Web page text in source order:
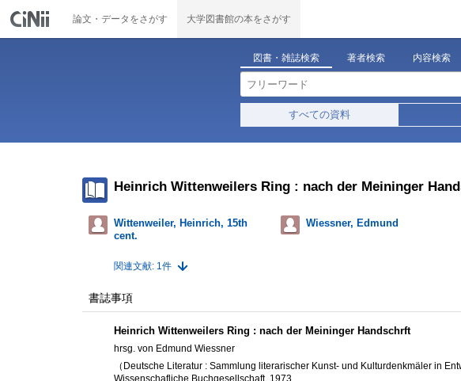
論文・データをさがす 大学図書館の本をさがす
図書・雑誌検索 著者検索 内容検索
すべての資料
Heinrich Wittenweilers Ring : nach der Meininger
Wittenweiler, Heinrich, 15th
cent.
Wiessner, Edmund
関連文献: 1件
書誌事項
Heinrich Wittenweilers Ring : nach der Meininger Handschrft
hrsg. von Edmund Wiessner
（Deutsche Literatur : Sammlung literarischer Kunst- und Kulturdenkmäler in